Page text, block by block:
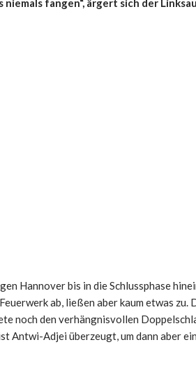
fangen“, ärgert sich der
Hannover bis in die Schlussphase
ab, ließen aber kaum etwas zu.
noch den verhängnisvollen
Antwi-Adjei überzeugt, um dann aber